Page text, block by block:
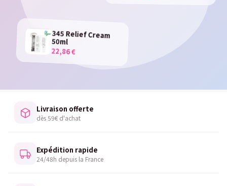
345 Relief Cream
50ml
22,86 €
Livraison offerte
dès 59€ d'achat
Expédition rapide
24/48h depuis la France